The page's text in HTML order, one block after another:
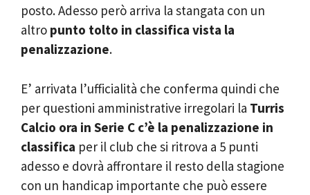
posto. Adesso però arriva la stangata con un
altro punto tolto in classifica vista la
penalizzazione.
E’ arrivata l’ufficialità che conferma quindi che
per questioni amministrative irregolari la Turris
Calcio ora in Serie C c’è la penalizzazione in
classifica per il club che si ritrova a 5 punti
adesso e dovrà affrontare il resto della stagione
con un handicap importante che può essere